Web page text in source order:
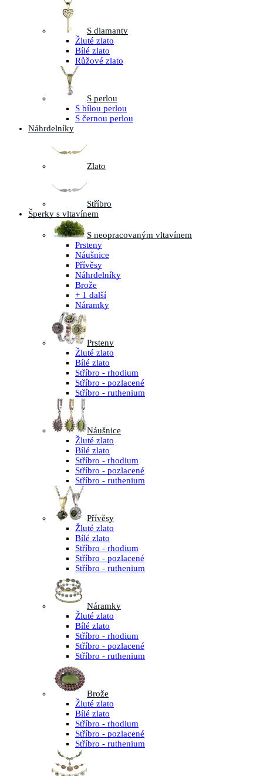
S diamanty
Žluté zlato
Bílé zlato
Růžové zlato
S perlou
S bílou perlou
S černou perlou
Náhrdelníky
Zlato
Stříbro
Šperky s vltavínem
S neopracovaným vltavínem
Prsteny
Náušnice
Přívěsy
Náhrdelníky
Brože
+ 1 další
Náramky
Prsteny
Žluté zlato
Bílé zlato
Stříbro - rhodium
Stříbro - pozlacené
Stříbro - ruthenium
Náušnice
Žluté zlato
Bílé zlato
Stříbro - rhodium
Stříbro - pozlacené
Stříbro - ruthenium
Přívěsy
Žluté zlato
Bílé zlato
Stříbro - rhodium
Stříbro - pozlacené
Stříbro - ruthenium
Náramky
Žluté zlato
Bílé zlato
Stříbro - rhodium
Stříbro - pozlacené
Stříbro - ruthenium
Brože
Žluté zlato
Bílé zlato
Stříbro - rhodium
Stříbro - pozlacené
Stříbro - ruthenium